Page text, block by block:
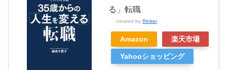
る」転職
created by Rinker
Amazon 楽天市場
Yahooショッピング